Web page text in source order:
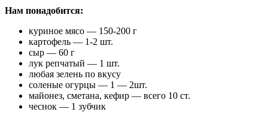
Нам понадобится:
куриное мясо — 150-200 г
картофель — 1-2 шт.
сыр — 60 г
лук репчатый — 1 шт.
любая зелень по вкусу
соленые огурцы — 1 — 2шт.
майонез, сметана, кефир — всего 10 ст.
чеснок — 1 зубчик